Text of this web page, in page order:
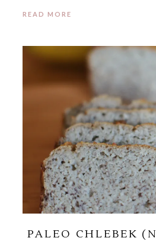
READ MORE
PALEO CHLEBEK